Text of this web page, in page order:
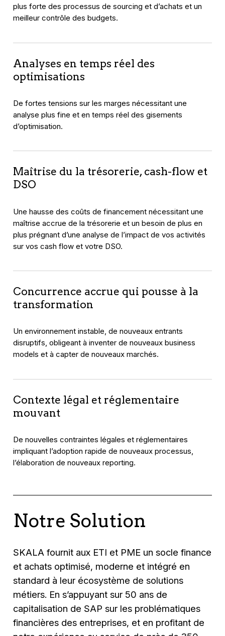
plus forte des processus de sourcing et d’achats et un
meilleur contrôle des budgets.
Analyses en temps réel des
optimisations
De fortes tensions sur les marges nécessitant une
analyse plus fine et en temps réel des gisements
d’optimisation.
Maîtrise du la trésorerie, cash-flow et
DSO
Une hausse des coûts de financement nécessitant une
maîtrise accrue de la trésorerie et un besoin de plus en
plus prégnant d’une analyse de l’impact de vos activités
sur vos cash flow et votre DSO.
Concurrence accrue qui pousse à la
transformation
Un environnement instable, de nouveaux entrants
disruptifs, obligeant à inventer de nouveaux business
models et à capter de nouveaux marchés.
Contexte légal et réglementaire
mouvant
De nouvelles contraintes légales et réglementaires
impliquant l’adoption rapide de nouveaux processus,
l’élaboration de nouveaux reporting.
Notre Solution
SKALA fournit aux ETI et PME un socle finance
et achats optimisé, moderne et intégré en
standard à leur écosystème de solutions
métiers. En s’appuyant sur 50 ans de
capitalisation de SAP sur les problématiques
financières des entreprises, et en profitant de